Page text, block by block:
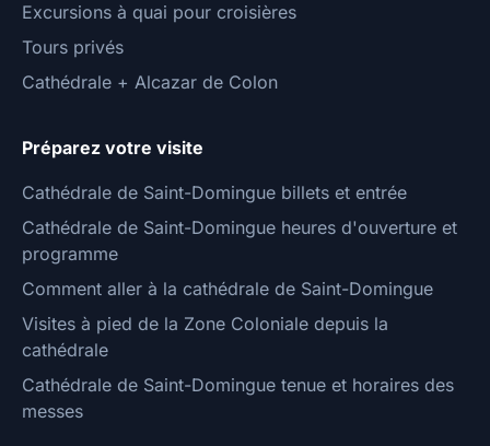
Excursions à quai pour croisières
Tours privés
Cathédrale + Alcazar de Colon
Préparez votre visite
Cathédrale de Saint-Domingue billets et entrée
Cathédrale de Saint-Domingue heures d'ouverture et
programme
Comment aller à la cathédrale de Saint-Domingue
Visites à pied de la Zone Coloniale depuis la
cathédrale
Cathédrale de Saint-Domingue tenue et horaires des
messes